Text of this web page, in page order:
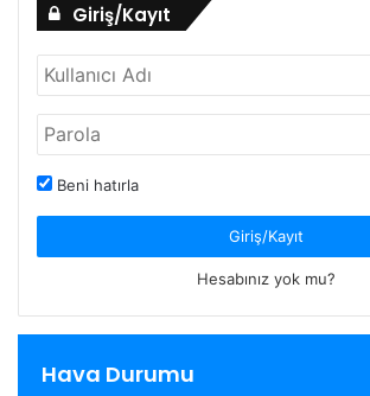
Giriş/Kayıt
Beni hatırla
Giriş/Kayıt
Hesabınız yok mu?
Hava Durumu